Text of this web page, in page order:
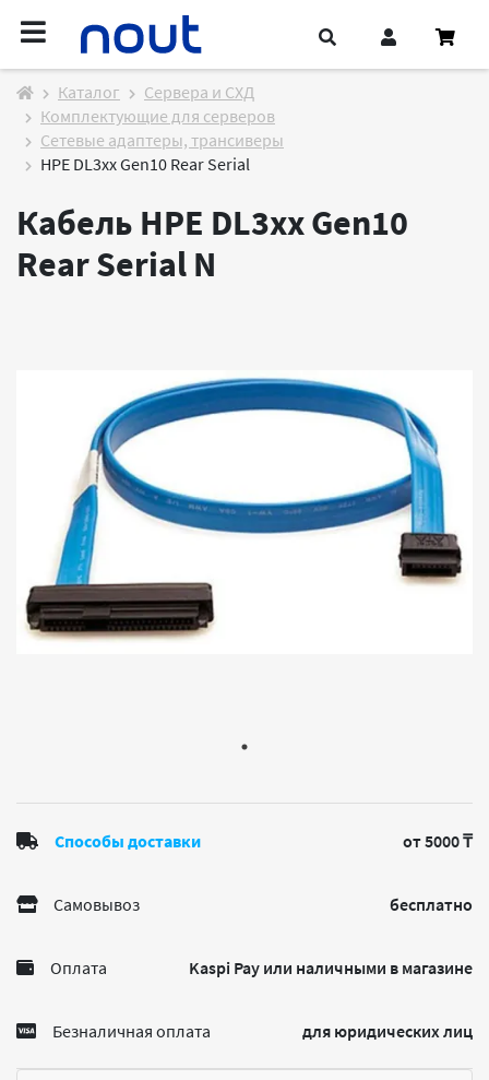
Каталог
Cервера и СХД
Комплектующие для серверов
Сетевые адаптеры, трансиверы
HPE DL3xx Gen10 Rear Serial
Кабель HPE DL3xx Gen10
Rear Serial N
Способы доставки от 5000 ₸
Самовывоз бесплатно
Оплата Kaspi Pay или наличными в магазине
Безналичная оплата для юридических лиц